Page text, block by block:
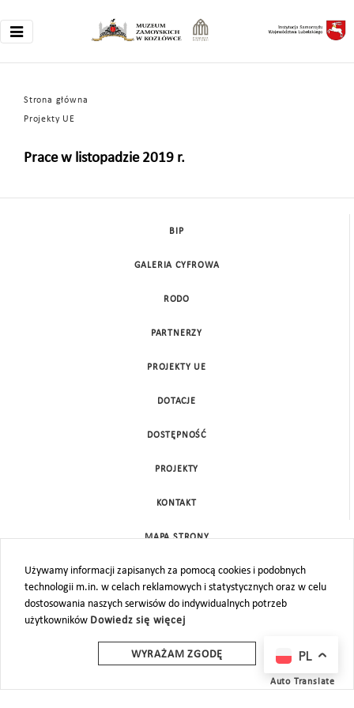
Strona główna
Projekty UE
Prace w listopadzie 2019 r.
Używamy informacji zapisanych za pomocą cookies i podobnych
technologii m.in. w celach reklamowych i statystycznych oraz w celu
dostosowania naszych serwisów do indywidualnych potrzeb
użytkowników Dowiedz się więcej
WYRAŻAM ZGODĘ
BIP
GALERIA CYFROWA
RODO
PARTNERZY
PROJEKTY UE
DOTACJE
DOSTĘPNOŚĆ
PROJEKTY
KONTAKT
MAPA STRONY
PL
Auto Translate